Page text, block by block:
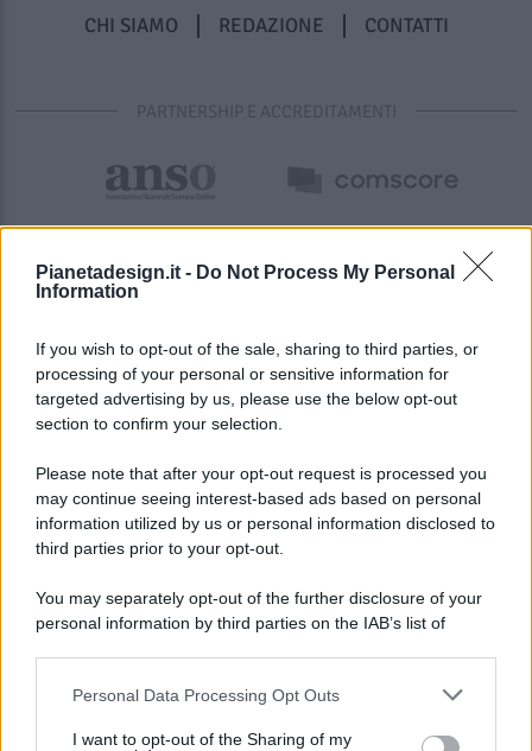
Pianetadesign.it - Do Not Process My Personal
Information
If you wish to opt-out of the sale, sharing to third parties, or
processing of your personal or sensitive information for
targeted advertising by us, please use the below opt-out
section to confirm your selection.
Please note that after your opt-out request is processed you
may continue seeing interest-based ads based on personal
information utilized by us or personal information disclosed to
third parties prior to your opt-out.
You may separately opt-out of the further disclosure of your
personal information by third parties on the IAB’s list of
This information may also be disclosed by us to third parties
Personal Data Processing Opt Outs
I want to opt-out of the Sharing of my
CHI SIAMO REDAZIONE CONTATTI
PARTNERSHIP E ACCREDITAMENTI
© 2026 - Pianeta Design - P.IVA 04827280654 - Testata
Registrata Al Tribunale Di Nocera Inferiore N. 8/2020 - RG N.
ISCRIZIONE AL ROC N. 35792 – ISCRITTA ALL’ANSO
(ASSOCIAZIONE NAZIONALE STAMPA ONLINE)
PREFERENZE PRIVACY